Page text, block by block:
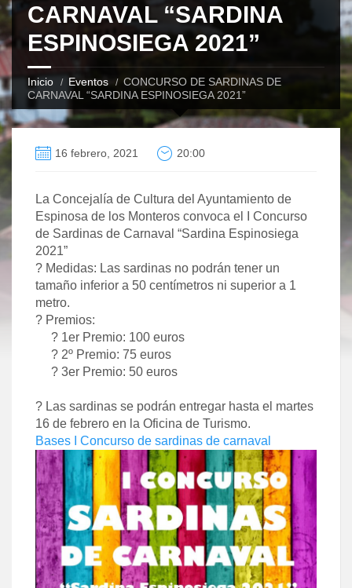
CARNAVAL “SARDINA
ESPINOSIEGA 2021”
Inicio Eventos
CONCURSO DE SARDINAS DE
CARNAVAL “SARDINA ESPINOSIEGA 2021”
16 febrero, 2021 20:00
La Concejalía de Cultura del Ayuntamiento de
Espinosa de los Monteros convoca el I Concurso
de Sardinas de Carnaval “Sardina Espinosiega
2021”
? Medidas: Las sardinas no podrán tener un
tamaño inferior a 50 centímetros ni superior a 1
metro.
? Premios:
? 1er Premio: 100 euros
? 2º Premio: 75 euros
? 3er Premio: 50 euros
? Las sardinas se podrán entregar hasta el martes
16 de febrero en la Oficina de Turismo.
Bases I Concurso de sardinas de carnaval